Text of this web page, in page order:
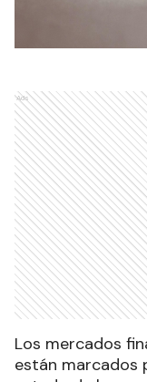
Ads
Los mercados
están marcados